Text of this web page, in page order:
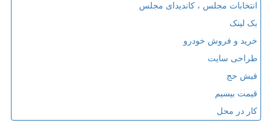
انتخابات مجلس ، کاندیدای مجلس
بک لینک
خرید و فروش خودرو
طراحی سایت
فیش حج
قیمت بیسیم
کار در محل